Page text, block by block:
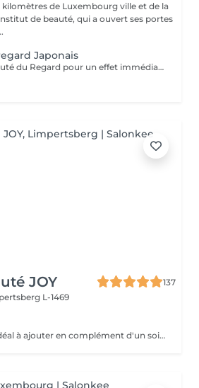
kilomètres de Luxembourg ville et de la
de beauté, qui a ouvert ses portes
Japonais
Découvrez le Soin Beauté du Regard pour un effet immédiat et visible. Grâce au drainage, aux points d'acupression et au massage stimulant, le regard est défatigué, les cernes et poches atténués, et les ridules lissées dès la première séance. Un moment de détente profonde, idéal seul ou en complément d'un soin, pour un regard lumineux et reposé.
JOY
137
L-1469
DU REGARD Le soin idéal à ajouter en complément d'un soin du visage. Le rituel du regard, qu'il soit pratiqué seul ou en complément d'un soin, offre un effet revitalisant et drainant grâce à des techniques de massage manuelles et au gua sha spécialement adapté à la zone du contour des yeux.